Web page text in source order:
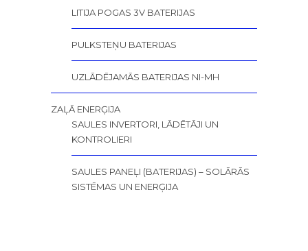
LITIJA POGAS 3V BATERIJAS
PULKSTEŅU BATERIJAS
UZLĀDĒJAMĀS BATERIJAS NI-MH
ZAĻĀ ENERĢIJA
SAULES INVERTORI, LĀDĒTĀJI UN
KONTROLIERI
SAULES PANEĻI (BATERIJAS) – SOLĀRĀS
SISTĒMAS UN ENERĢIJA